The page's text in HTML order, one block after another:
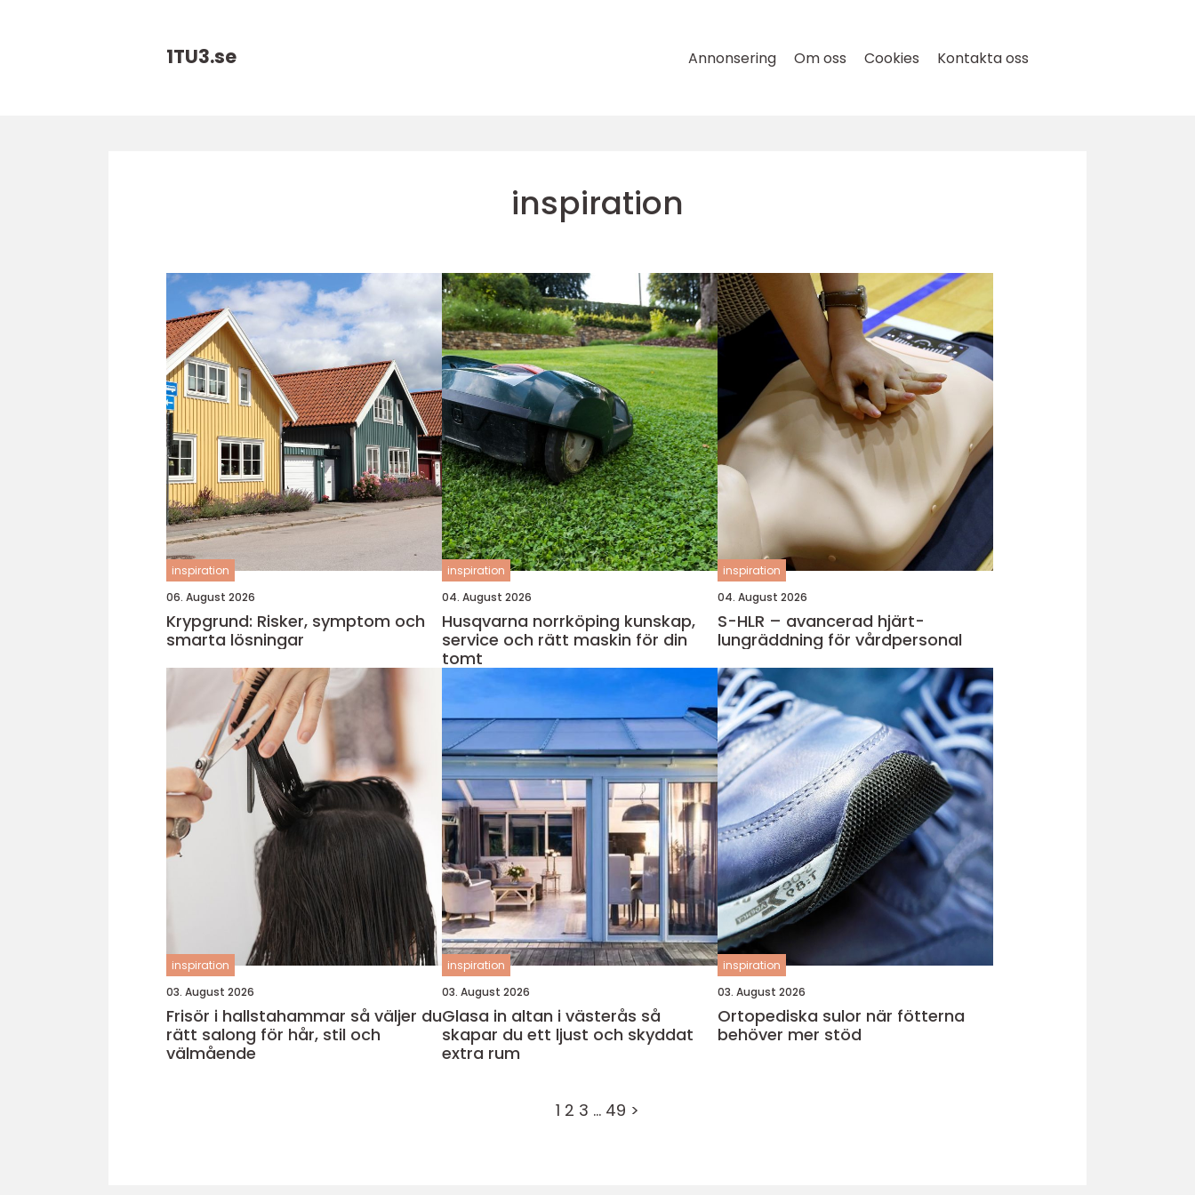
1TU3.se Annonsering Om oss Cookies Kontakta oss
inspiration
inspiration
06. August 2026
Krypgrund: Risker, symptom och
smarta lösningar
inspiration
04. August 2026
Husqvarna norrköping kunskap,
service och rätt maskin för din
tomt
inspiration
04. August 2026
S-HLR – avancerad hjärt-
lungräddning för vårdpersonal
inspiration
03. August 2026
Frisör i hallstahammar så väljer du
rätt salong för hår, stil och
välmående
inspiration
03. August 2026
Glasa in altan i västerås så
skapar du ett ljust och skyddat
extra rum
inspiration
03. August 2026
Ortopediska sulor när fötterna
behöver mer stöd
1 2 3 … 49 >